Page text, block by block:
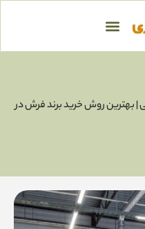
| بهترین روش خرید برند فرش در